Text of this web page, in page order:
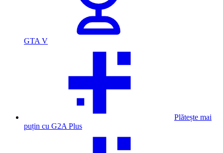
GTA V
Plătește mai
puțin cu G2A Plus